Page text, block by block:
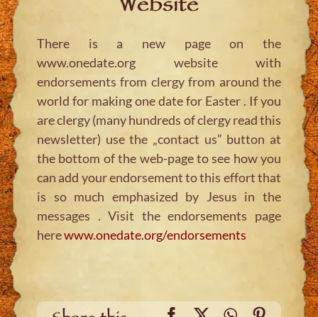
Website
There is a new page on the
www.onedate.org website with
endorsements from clergy from around the
world for making one date for Easter . If you
are clergy (many hundreds of clergy read this
newsletter) use the „contact us” button at
the bottom of the web-page to see how you
can add your endorsement to this effort that
is so much emphasized by Jesus in the
messages . Visit the endorsements page
herewww.onedate.org/endorsements